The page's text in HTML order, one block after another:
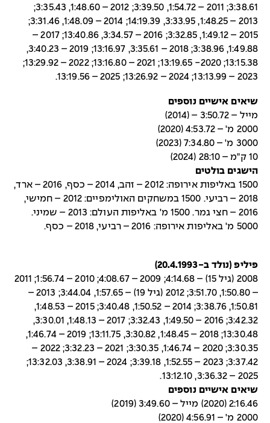
3:38.61; 2011 – 1:54.72, 3:39.50; 2012 – 1:48.60, 3:35.43;
2013 – 1:48.25, 3:33.95, 14:19.39; 2014 – 1:48.09, 3:31.46;
2015 – 1:49.12, 3:32.85; 2016 – 3:34.57, 13:40.86; 2017 –
1:49.88, 3:38.96; 2018 – 3:35.61, 13:16.97; 2019 – 3:40.23,
13:15.38; 2020- 13:19.65; 2021 – 13:16.80; 2022 – 13:29.92;
2023 – 13:13.99; 2024 – 13:26.92; 2025 – 13:19.56.
שיאים אישיים נוספים
מייל – 3:50.72 – (2014)
2000 מ' – 4:53.72 (2020)
3000 מ' – 7:34.80 (2023)
10 ק"מ – 28:10 (2024)
הישגים בולטים
1500 באליפות אירופה: 2012 – זהב, 2014 – כסף, 2016 – ארד,
2018 – רביעי. 1500 במשחקים האולימפיים: 2012 – חמישי,
2016 – חצי גמר. 1500 מ' באליפות העולם: 2013 – שמיני.
5000 מ' באליפות אירופה: 2016 – רביעי, 2018 – כסף.
פיליפ (נולד ב-20.4.1993)
2008 (גיל 15) – 4:14.68; 2009 – 4:08.67; 2010 – 1:56.74; 2011
– 1:50.80, 3:51.70; 2012 (גיל 19) – 1:57.65, 3:44.04; 2013 –
1:50.81, 3:38.76; 2014 – 1:50.52, 3:40.48; 2015 – 1:48.53,
3:42.32; 2016 – 1:49.50, 3:32.43; 2017 – 1:48.13, 3:30.01,
13:30.48; 2018 – 1:48.45, 3:30.82, 13:11.75; 2019 – 1:46.74,
3:30.35; 2020 – 1:46.74, 3:30.35; 2021 – 3:32.23; 2022 –
3:37.42; 2023 – 1:52.55, 3:39.18; 2024 – 3:38.91, 13:32.03;
2025 – 3:36.32, 13:12.10.
שיאים אישיים נוספים
2:16.46 (2020) מייל – 3:49.60 (2019)
2000 מ' – 4:56.91 (2020)